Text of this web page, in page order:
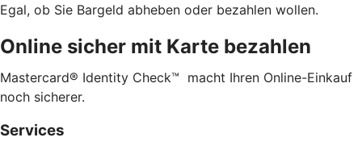
Egal, ob Sie Bargeld abheben oder bezahlen wollen.
Online sicher mit Karte bezahlen
Mastercard® Identity Check™ macht Ihren Online-Einkauf
noch sicherer.
Services